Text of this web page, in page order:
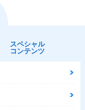
スペシャル
コンテンツ